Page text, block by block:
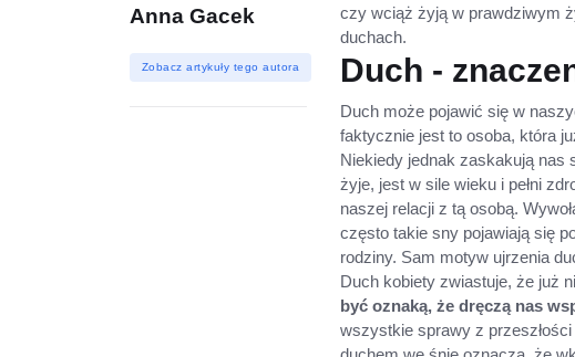
Anna Gacek
Zobacz artykuły tego autora
czy wciąż żyją w prawdziwym
duchach.
Duch -
Duch może pojawić się w
faktycznie jest to osoba, która
Niekiedy jednak zaskakują nas
żyje, jest w sile wieku i pełni
naszej relacji z tą osobą.
często takie sny pojawiają się
rodziny. Sam motyw ujrzenia
Duch kobiety zwiastuje, że już
być oznaką, że dręczą nas
wszystkie sprawy z